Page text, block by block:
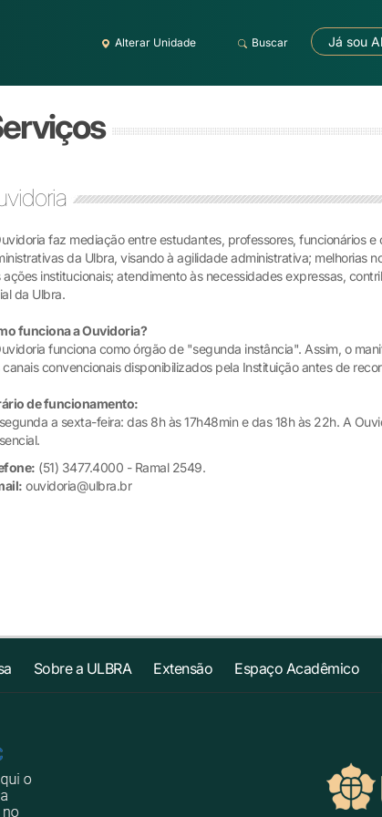
Alterar Unidade Buscar Já sou
faz mediação entre estudantes, professores, funcionários
da Ulbra, visando à agilidade administrativa; melhorias
ações institucionais; atendimento às necessidades expressas,
da Ulbra.
funciona a Ouvidoria?
funciona como órgão de "segunda instância". Assim, o
canais convencionais disponibilizados pela Instituição antes de
de funcionamento:
a sexta-feira: das 8h às 17h48min e das 18h às 22h. A
(51) 3477.4000 - Ramal 2549.
ouvidoria@ulbra.br
Sobre a ULBRA Extensão Espaço Acadêmico